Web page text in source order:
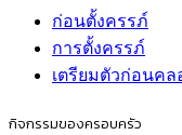
ก่อนตั้งครรภ์
การตั้งครรภ์
เตรียมตัวก่อนคล
กิจกรรมของครอบครัว